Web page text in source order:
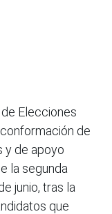
Elecciones
de
y de apoyo
la segunda
junio, tras la
que